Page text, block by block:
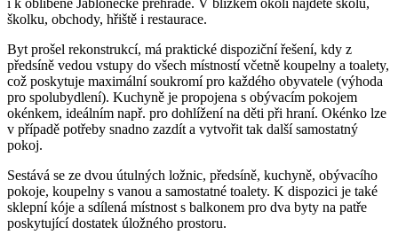
i k oblíbené Jablonecké přehradě. V blízkém okolí najdete školu,
školku, obchody, hřiště i restaurace.
Byt prošel rekonstrukcí, má praktické dispoziční řešení, kdy z
předsíně vedou vstupy do všech místností včetně koupelny a toalety,
což poskytuje maximální soukromí pro každého obyvatele (výhoda
pro spolubydlení). Kuchyně je propojena s obývacím pokojem
okénkem, ideálním např. pro dohlížení na děti při hraní. Okénko lze
v případě potřeby snadno zazdít a vytvořit tak další samostatný
pokoj.
Sestává se ze dvou útulných ložnic, předsíně, kuchyně, obývacího
pokoje, koupelny s vanou a samostatné toalety. K dispozici je také
sklepní kóje a sdílená místnost s balkonem pro dva byty na patře
poskytující dostatek úložného prostoru.